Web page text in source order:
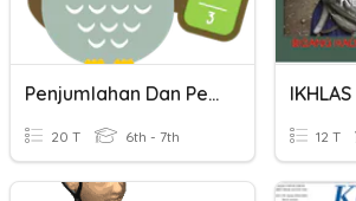
Penjumlahan Dan Pengurangan Bilangan Bulat
20 T 6th - 7th 12 T